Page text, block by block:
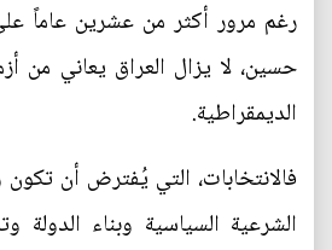
رغم مرور أكثر من عشرين عاماً
حسين، لا يزال العراق يعاني من
الديمقراطية.
فالانتخابات، التي يُفترض أن
الشرعية السياسية وبناء الدولة